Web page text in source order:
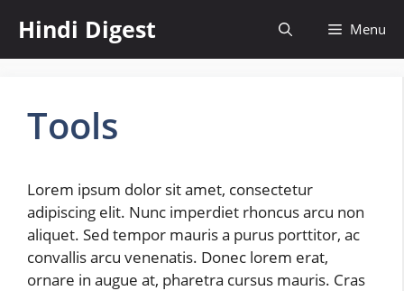
content
Hindi Digest Menu
Tools
Lorem ipsum dolor sit amet, consectetur
adipiscing elit. Nunc imperdiet rhoncus arcu non
aliquet. Sed tempor mauris a purus porttitor, ac
convallis arcu venenatis. Donec lorem erat,
ornare in augue at, pharetra cursus mauris. Cras